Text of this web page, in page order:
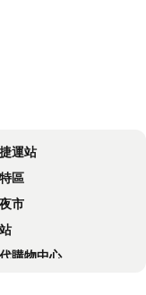
運站
區
市
購物中心